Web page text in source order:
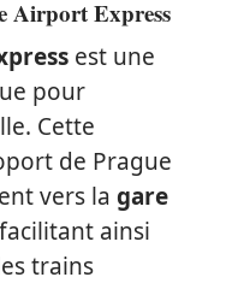
Airport Express
est une
pour
Cette
de Prague
vers la gare
ainsi
trains